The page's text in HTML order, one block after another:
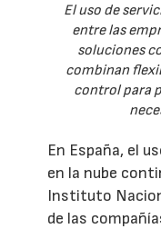
El uso de
entre las
soluciones
combinan
control para
En España, el
en la nube
Instituto
de las